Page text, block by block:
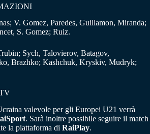
V. Gomez, Paredes, Guillamon, Miranda;
S. Gomez; Ruiz.
Sych, Talovierov, Batagov,
Brazhko; Kashchuk, Kryskiv, Mudryk;
valevole per gli Europei U21 verrà
. Sarà inoltre possibile seguire il match
la piattaforma di RaiPlay.